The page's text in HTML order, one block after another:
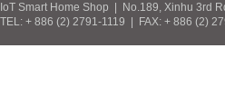
IoT Smart Home Shop | No.189, Xinhu 3rd
TEL: + 886 (2) 2791-1119 | FAX: + 886 (2)